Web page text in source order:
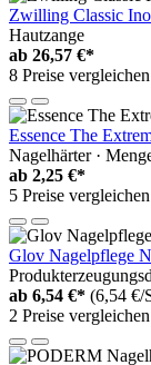
Zwilling Classic
Hautzange
ab 26,57 €*
8 Preise vergleichen
Essence The
Nagelhärter ·
ab 2,25 €*
5 Preise vergleichen
Glov Nagelpflege
ab 6,54 €* (6,54 €/
2 Preise vergleichen